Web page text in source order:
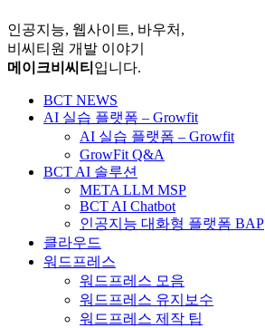
인공지능, 웹사이트, 바우처,
비씨티원 개발 이야기
메이크비씨티 입니다.
BCT NEWS
AI 실습 플랫폼 – Growfit
AI 실습 플랫폼 – Growfit
GrowFit Q&A
BCT AI 솔루션
META LLM MSP
BCT AI Chatbot
인공지능 대화형 플랫폼 BAP
클라우드
워드프레스
워드프레스 모음
워드프레스 유지보수
워드프레스 제작 팁